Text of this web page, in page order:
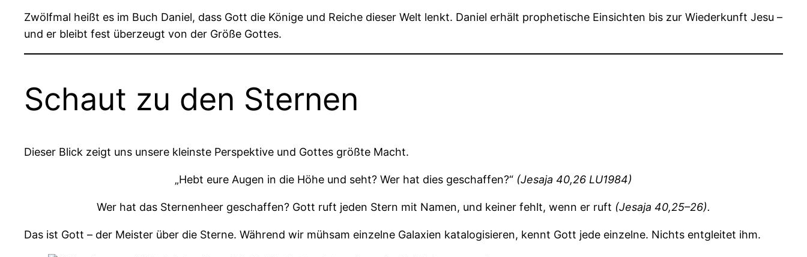
Zwölfmal heißt es im Buch Daniel, dass Gott die Könige und Reiche dieser Welt lenkt. Daniel erhält prophetische Einsichten bis zur Wiederkunft Jesu –
und er bleibt fest überzeugt von der Größe Gottes.
Schaut zu den Sternen
Dieser Blick zeigt uns unsere kleinste Perspektive und Gottes größte Macht.
„Hebt eure Augen in die Höhe und seht? Wer hat dies geschaffen?“ (Jesaja 40,26 LU1984)
Wer hat das Sternenheer geschaffen? Gott ruft jeden Stern mit Namen, und keiner fehlt, wenn er ruft (Jesaja 40,25–26).
Das ist Gott – der Meister über die Sterne. Während wir mühsam einzelne Galaxien katalogisieren, kennt Gott jede einzelne. Nichts entgleitet ihm.